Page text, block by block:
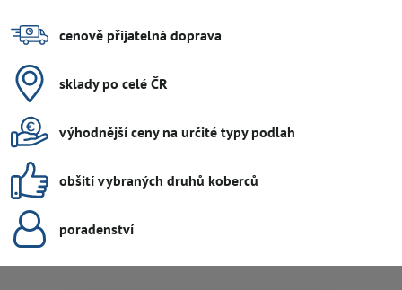
cenově přijatelná doprava
sklady po celé ČR
výhodnější ceny na určité typy podlah
obšití vybraných druhů koberců
poradenství